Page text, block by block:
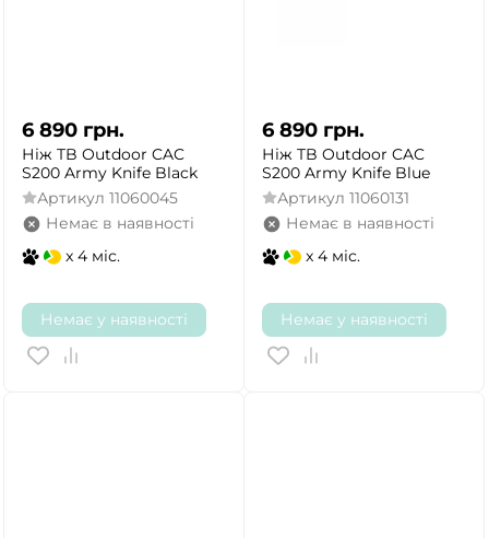
6 890 грн.
Ніж TB Outdoor CAC
S200 Army Knife Black
Артикул 11060045
Немає в наявності
x 4 міс.
Немає у наявності
6 890 грн.
Ніж TB Outdoor CAC
S200 Army Knife Blue
Артикул 11060131
Немає в наявності
x 4 міс.
Немає у наявності